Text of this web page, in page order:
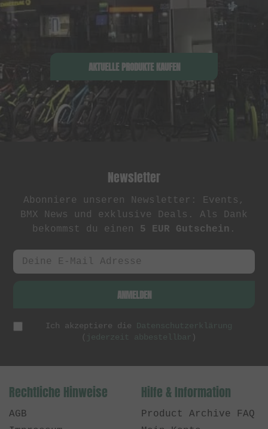
AKTUELLE PRODUKTE KAUFEN
Newsletter
Abonniere unseren Newsletter: Events,
BMX News und exklusive Deals. Als Dank
bekommst du einen 5 EUR Gutschein .
ANMELDEN
Ich akzeptiere die
Datenschutzerklärung
(
jederzeit abbestellbar )
Rechtliche Hinweise
AGB
Hilfe & Information
Product Archive FAQ